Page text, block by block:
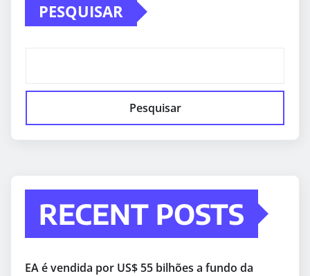
conteúdos
PESQUISAR
Pesquisar
RECENT POSTS
EA é vendida por US$ 55 bilhões a fundo da